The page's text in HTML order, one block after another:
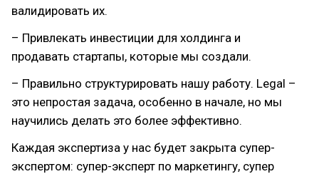
валидировать их.
– Привлекать инвестиции для холдинга и
продавать стартапы, которые мы создали.
– Правильно структурировать нашу работу. Legal –
это непростая задача, особенно в начале, но мы
научились делать это более эффективно.
Каждая экспертиза у нас будет закрыта супер-
экспертом: супер-эксперт по маркетингу, супер